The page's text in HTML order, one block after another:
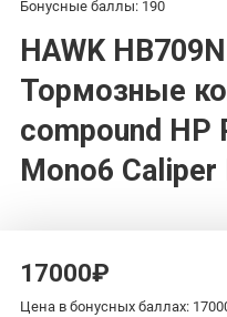
Бонусные баллы: 190
HAWK
Тормозные
compound HP
Mono6 Caliper
17000₽
Цена в бонусных баллах: